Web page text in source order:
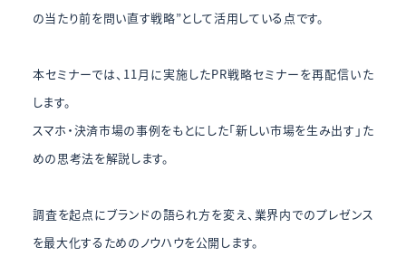
の当たり前を問い直す戦略”として活用している点です。
本セミナーでは、11月に実施したPR戦略セミナーを再配信いた
します。
スマホ・決済市場の事例をもとにした「新しい市場を生み出す」た
めの思考法を解説します。
調査を起点にブランドの語られ方を変え、業界内でのプレゼンス
を最大化するためのノウハウを公開します。